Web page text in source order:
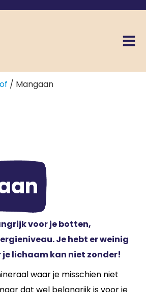
/ Mangaan
voor je botten,
Je hebt er weinig
lichaam kan niet zonder!
waar je misschien niet
dat wel belangrijk is voor je